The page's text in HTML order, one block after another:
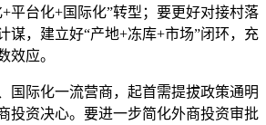
平台化+国际化”转型；要更好对接村落
谋，建立好“产地+冻库+市场”闭环，充
效应。
际化一流营商，起首需提拔政策通明
投资决心。要进一步简化外商投资审批